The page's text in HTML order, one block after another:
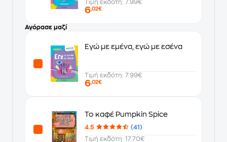
Τιμή εκδότη: 7.99€
6,02€
Αγόρασε μαζί
Εγώ με εμένα, εγώ με εσένα
Τιμή εκδότη: 7.99€
6,02€
Το καφέ Pumpkin Spice
4.5
(41)
Τιμή εκδότη: 17.70€